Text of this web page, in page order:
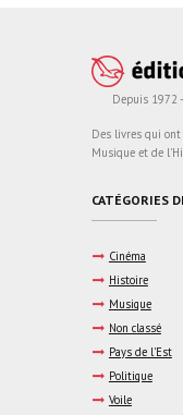
Depuis 1972
Des livres qui
Musique et de
CATÉGORIES
Cinéma
Histoire
Musique
Non classé
Pays de l'Est
Politique
Voile